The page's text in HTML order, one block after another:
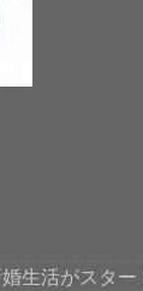
生活がスタ